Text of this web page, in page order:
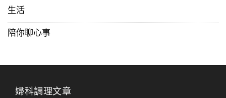
生活
陪你聊心事
婦科調理文章